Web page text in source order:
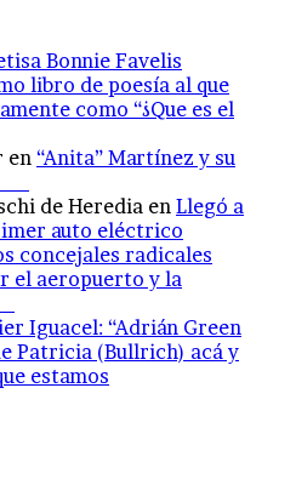
Bonnie Favelis
libro de poesía al que
como “¿Que es el
en “Anita” Martínez y su
de Heredia en Llegó a
auto eléctrico
concejales radicales
el aeropuerto y la
Iguacel: “Adrián Green
Patricia (Bullrich) acá y
estamos